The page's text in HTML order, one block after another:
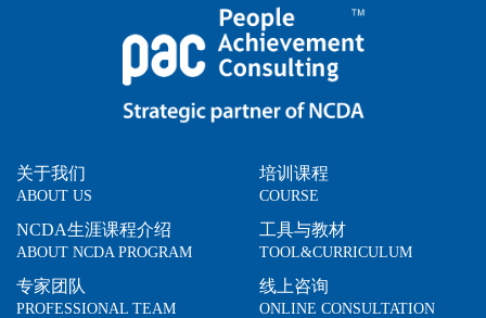
关于我们
ABOUT US
NCDA生涯课程介绍
ABOUT NCDA PROGRAM
专家团队
PROFESSIONAL TEAM
培训课程
COURSE
工具与教材
TOOL&CURRICULUM
线上咨询
ONLINE CONSULTATION